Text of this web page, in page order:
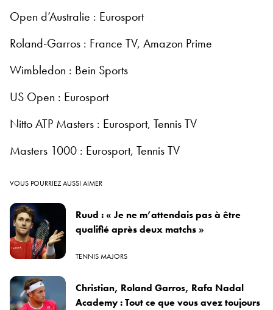
Open d’Australie : Eurosport
Roland-Garros : France TV, Amazon Prime
Wimbledon : Bein Sports
US Open : Eurosport
Nitto ATP Masters : Eurosport, Tennis TV
Masters 1000 : Eurosport, Tennis TV
VOUS POURRIEZ AUSSI AIMER
Ruud : « Je ne m’attendais pas à être
qualifié après deux matchs »
TENNIS MAJORS
Christian, Roland Garros, Rafa Nadal
Academy : Tout ce que vous avez toujours